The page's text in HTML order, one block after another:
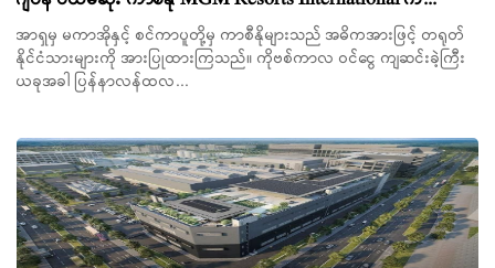
အာရှမှ မကာအိုနှင့် စင်ကာပူတို့မှ ကာစီနိုများသည် အဓိကအားဖြင့် တရုတ်
နိုင်ငံသားများကို အားပြုထားကြသည်။ ကိုဗစ်ကာလ ဝင်ငွေ ကျဆင်းခဲ့ကြီး
ယခုအခါ ပြန်နာလန်ထလ...